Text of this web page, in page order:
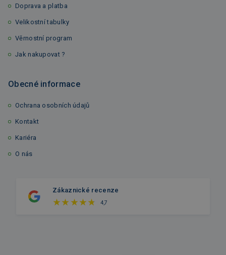
Doprava a platba
Velikostní tabulky
Věrnostní program
Jak nakupovat ?
Obecné informace
Ochrana osobních údajů
Kontakt
Kariéra
O nás
Zákaznické recenze
4,7